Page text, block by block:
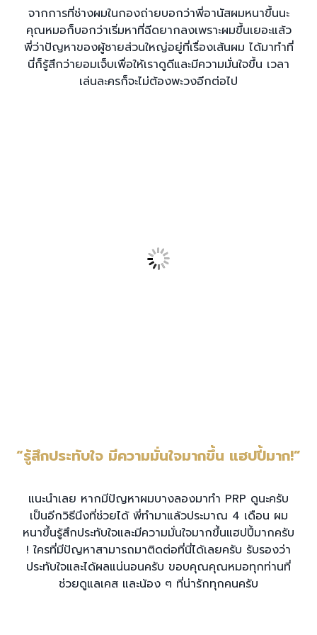
จากการที่ช่างผมในกองถ่ายบอกว่าพี่อานัสผมหนาขึ้นนะ
คุณหมอก็บอกว่าเริ่มหาที่ฉีดยากลงเพราะผมขึ้นเยอะแล้ว
พี่ว่าปัญหาของผู้ชายส่วนใหญ่อยู่ที่เรื่องเส้นผม ได้มาทำที่
นี่ก็รู้สึกว่ายอมเจ็บเพื่อให้เราดูดีและมีความมั่นใจขึ้น เวลา
เล่นละครก็จะไม่ต้องพะวงอีกต่อไป
“รู้สึกประทับใจ มีความมั่นใจมากขึ้น แฮปปี้มาก!”
แนะนำเลย หากมีปัญหาผมบางลองมาทำ PRP ดูนะครับ
เป็นอีกวิธีนึงที่ช่วยได้ พี่ทำมาแล้วประมาณ 4 เดือน ผม
หนาขึ้นรู้สึกประทับใจและมีความมั่นใจมากขึ้นแฮปปี้มากครับ
! ใครที่มีปัญหาสามารถมาติดต่อที่นี่ได้เลยครับ รับรองว่า
ประทับใจและได้ผลแน่นอนครับ ขอบคุณคุณหมอทุกท่านที่
ช่วยดูแลเคส และน้อง ๆ ที่น่ารักทุกคนครับ